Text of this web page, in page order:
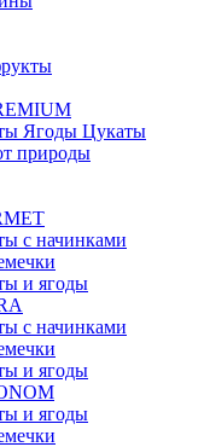
Ягоды Цукаты
природы
с начинками
и ягоды
с начинками
и ягоды
и ягоды